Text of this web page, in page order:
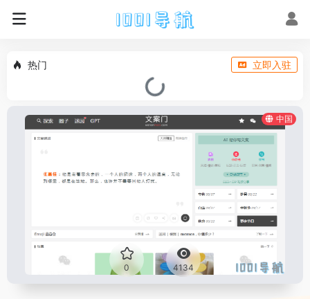
热门 立即入驻
中国
0 4134